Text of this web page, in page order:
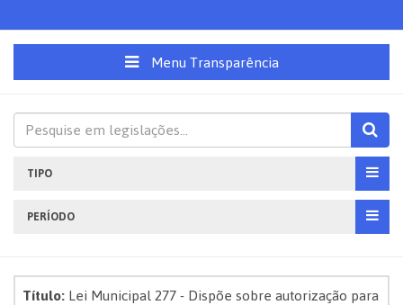
Menu Transparência
TIPO
PERÍODO
Título:Lei Municipal 277 - Dispõe sobre autorização para